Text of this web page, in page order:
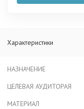
Характеристики
НАЗНАЧЕНИЕ
ЦЕЛЕВАЯ АУДИТОРАЯ
МАТЕРИАЛ